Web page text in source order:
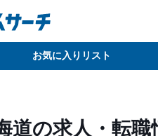
お気に入りリスト
道の求人・転職